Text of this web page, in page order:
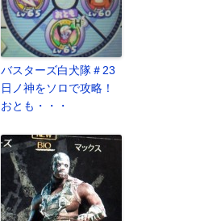
バスターズ白犬隊＃23
日ノ神をソロで攻略！
おとも・・・